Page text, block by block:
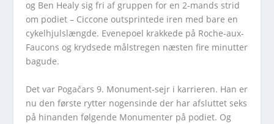
og Ben Healy sig fri af gruppen for en 2-mands strid
om podiet – Ciccone outsprintede iren med bare en
cykelhjulslængde. Evenepoel krakkede på Roche-aux-
Faucons og krydsede målstregen næsten fire minutter
bagude.
Det var Pogačars 9. Monument-sejr i karrieren. Han er
nu den første rytter nogensinde der har afsluttet seks
på hinanden følgende Monumenter på podiet. Og